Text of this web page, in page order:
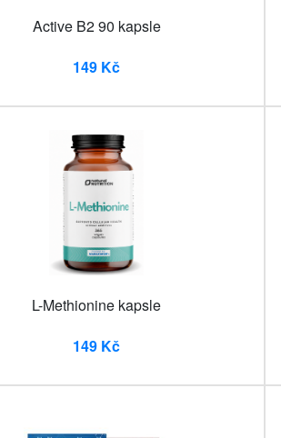
Active B2 90 kapsle
149 Kč
L-Methionine kapsle
149 Kč